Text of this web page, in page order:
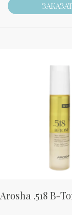
Arosha .518 B-